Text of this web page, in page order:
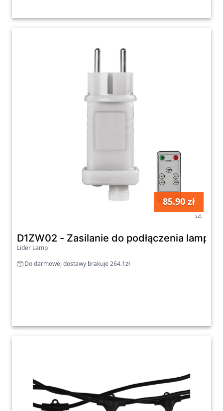
85.90 zł
szt
D1ZW02 - Zasilanie do podłączenia
Lider Lamp
Do darmowej dostawy brakuje 264.1zł